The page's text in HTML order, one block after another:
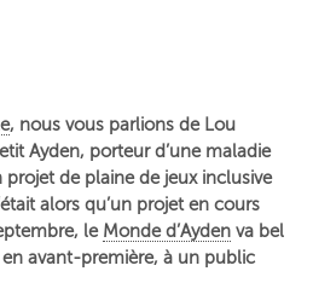
, nous vous parlions de Lou
Ayden, porteur d’une maladie
de plaine de jeux inclusive
alors qu’un projet en cours
le Monde d’Ayden va bel
avant-première, à un public